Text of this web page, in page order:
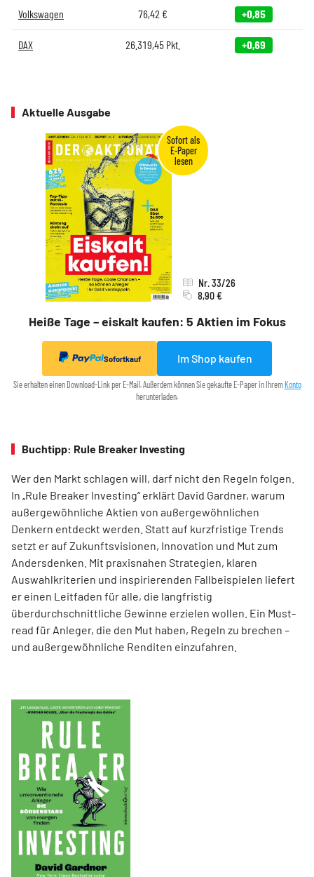
Volkswagen 76,42 € +0,85
DAX 26.319,45 Pkt. +0,69
Aktuelle Ausgabe
Heiße Tage – eiskalt kaufen: 5 Aktien im Fokus
Nr. 33/26
8,90 €
Sofortkauf Im Shop kaufen
Sie erhalten einen Download-Link per E-Mail. Außerdem können Sie gekaufte E-Paper in Ihrem Konto
herunterladen.
Buchtipp: Rule Breaker Investing
Wer den Markt schlagen will, darf nicht den Regeln folgen.
In „Rule Breaker Investing“ erklärt David Gardner, warum
außergewöhnliche Aktien von außer­gewöhnlichen
Denkern entdeckt werden. Statt auf kurzfristige Trends
setzt er auf Zukunftsvisionen, Innovation und Mut zum
Andersdenken. Mit praxisnahen Strategien, klaren
Auswahlkriterien und inspirierenden Fallbeispielen liefert
er einen Leit­faden für alle, die langfristig
überdurchschnittliche Gewinne erzielen wollen. Ein Must-
read für Anleger, die den Mut haben, Regeln zu brechen –
und außergewöhnliche Renditen einzufahren.